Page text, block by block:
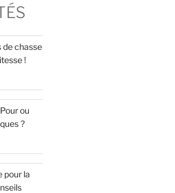
de chasse
!
ou
?
pour la